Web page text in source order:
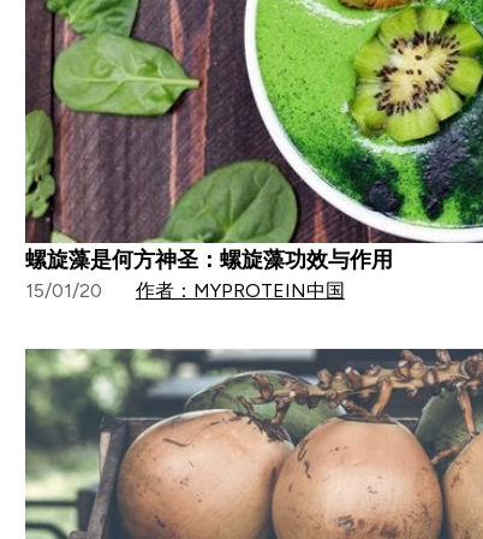
螺旋藻是何方神圣：螺旋藻功效与作用
15/01/20 作者：MYPROTEIN中国